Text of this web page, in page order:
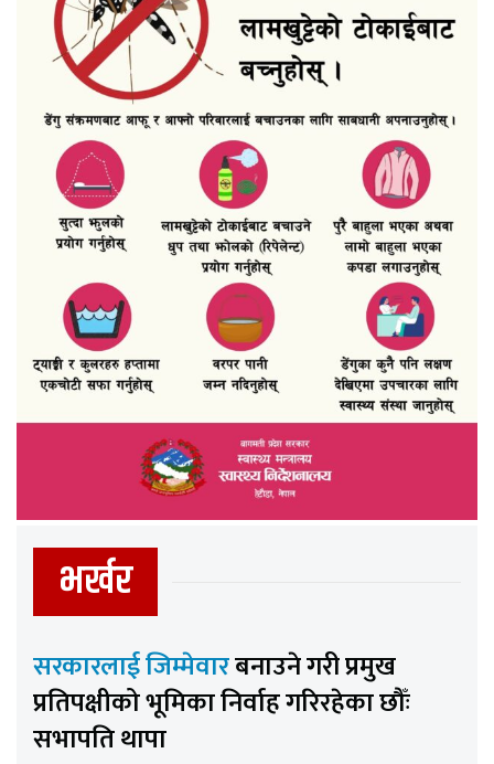
भर्खर
सरकारलाई जिम्मेवारबनाउने गरी प्रमुख
प्रतिपक्षीको भूमिका निर्वाह गरिरहेका छौँः
सभापति थापा